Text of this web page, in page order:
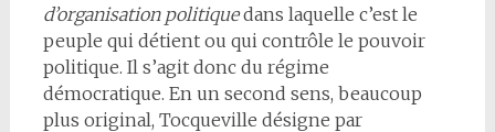
d’organisation politiquedans laquelle c’est le
peuple qui détient ou qui contrôle le pouvoir
politique. Il s’agit donc du régime
démocratique. En un second sens, beaucoup
plus original, Tocqueville désigne par